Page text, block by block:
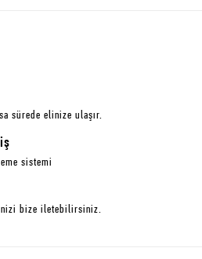
sürede elinize ulaşır.
sistemi
bize iletebilirsiniz.